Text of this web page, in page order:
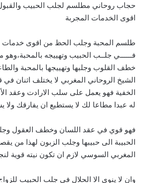
حجاب روحاني مطلسم لجلب الحبيب
اقوى الخدمات المجربة
طلسم المحبة وجلب الحظ من اقوى خدمات
فــــــي جلــب الحبيب وتهييجه
خطف القلوب وجلبها وتهييجها بالمحبة
الشيخ الروحاني المغربي لا يختلف اثنان في
الخفية فهو يعمل على سلب الارادت وعقد
له عبدا مطاعا لك لا يستطيع ان يفارقك ولا
فهو قوي في عقد اللسان وخطف العقول
الحبيبة الى حبيبها وجلب الزبون لهذا من
المغربي السوسي لازم ان تكون نيته قوية
وان لا ينوي الا الحلال في جلب الحبيب